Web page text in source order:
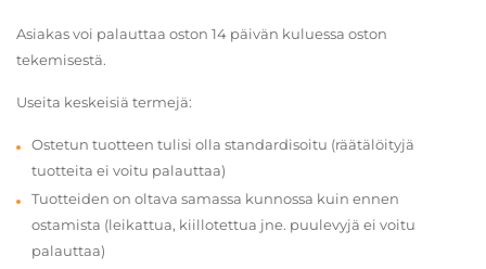
Asiakas voi palauttaa oston 14 päivän kuluessa oston
tekemisestä.
Useita keskeisiä termejä:
Ostetun tuotteen tulisi olla standardisoitu (räätälöityjä
tuotteita ei voitu palauttaa)
Tuotteiden on oltava samassa kunnossa kuin ennen
ostamista (leikattua, kiillotettua jne. puulevyjä ei voitu
palauttaa)